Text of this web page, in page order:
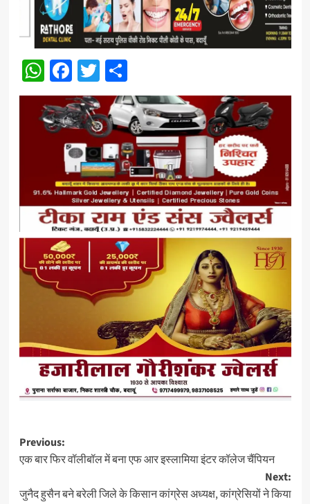
WhatsApp
Facebook
Twitter
Share
Post
navigation
Previous:
एक बार फिर वॉलीबॉल में बना एफ आर इस्लामिया इंटर कॉलेज चैंपियन
Next:
जुनैद हुसैन बने बरेली जिले के किसान कांग्रेस अध्यक्ष, कांग्रेसियों ने किया